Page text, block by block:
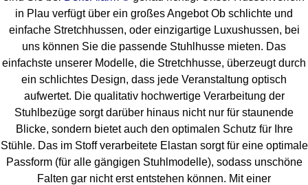
in Plau verfügt über ein großes Angebot Ob schlichte und
einfache Stretchhussen, oder einzigartige Luxushussen, bei
uns können Sie die passende Stuhlhusse mieten. Das
einfachste unserer Modelle, die Stretchhusse, überzeugt durch
ein schlichtes Design, dass jede Veranstaltung optisch
aufwertet. Die qualitativ hochwertige Verarbeitung der
Stuhlbezüge sorgt darüber hinaus nicht nur für staunende
Blicke, sondern bietet auch den optimalen Schutz für Ihre
Stühle. Das im Stoff verarbeitete Elastan sorgt für eine optimale
Passform (für alle gängigen Stuhlmodelle), sodass unschöne
Falten gar nicht erst entstehen können. Mit einer